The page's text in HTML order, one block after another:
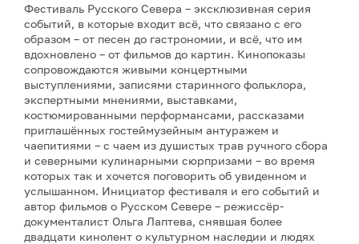
Фестиваль Русского Севера – эксклюзивная серия
событий, в которые входит всё, что связано с его
образом – от песен до гастрономии, и всё, что им
вдохновлено – от фильмов до картин. Кинопоказы
сопровождаются живыми концертными
выступлениями, записями старинного фольклора,
экспертными мнениями, выставками,
костюмированными перформансами, рассказами
приглашённых гостеймузейным антуражем и
чаепитиями – с чаем из душистых трав ручного сбора
и северными кулинарными сюрпризами – во время
которых так и хочется поговорить об увиденном и
услышанном. Инициатор фестиваля и его событий и
автор фильмов о Русском Севере – режиссёр-
документалист Ольга Лаптева, снявшая более
двадцати кинолент о культурном наследии и людях